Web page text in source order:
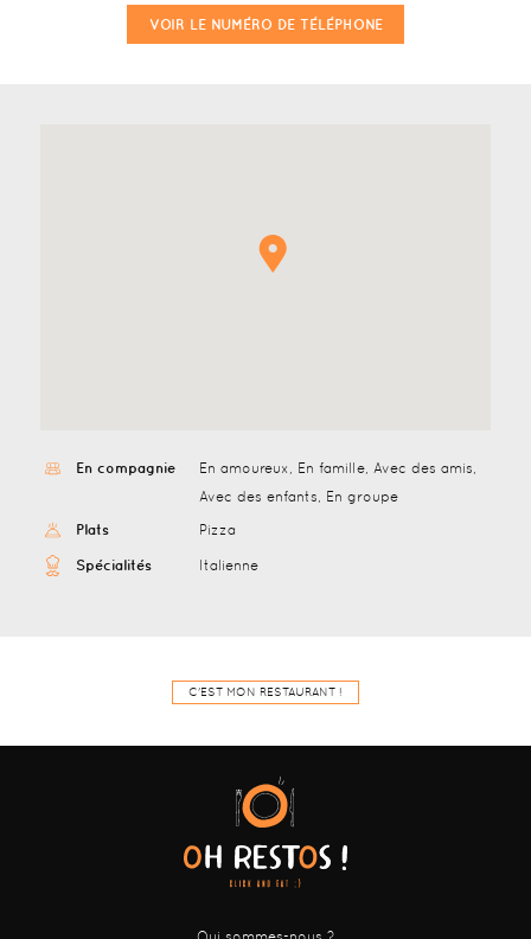
VOIR LE NUMÉRO DE TÉLÉPHONE
En compagnie
En amoureux, En famille, Avec des amis,
Avec des enfants, En groupe
Plats Pizza
Spécialités Italienne
C'EST MON RESTAURANT !